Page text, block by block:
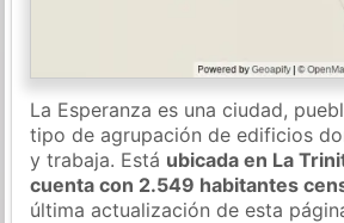
La Esperanza es una ciudad,
tipo de agrupación de edificios
y trabaja. Está ubicada en La
cuenta con 2.549 habitantes
última actualización de esta